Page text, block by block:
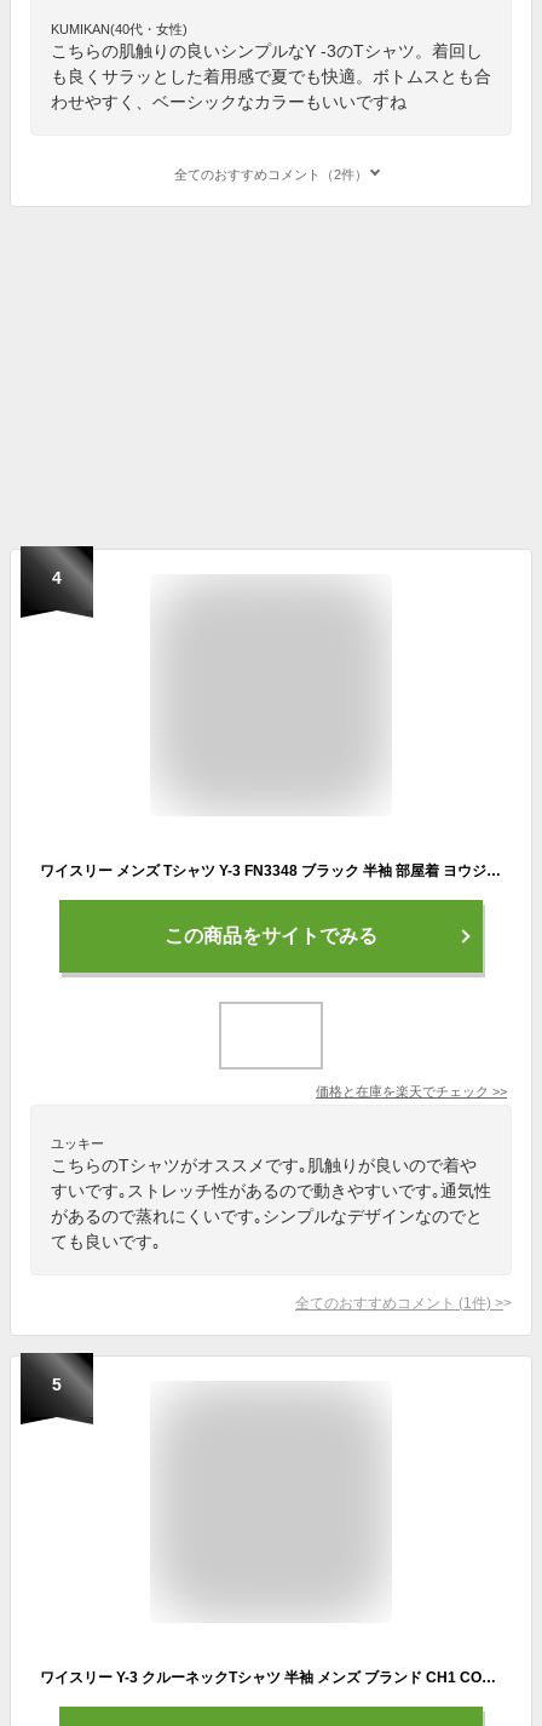
KUMIKAN(40代・女性)
こちらの肌触りの良いシンプルなY -3のTシャツ。着回し
も良くサラッとした着用感で夏でも快適。ボトムスとも合
わせやすく、ベーシックなカラーもいいですね
全てのおすすめコメント（2件）
4
ワイスリー メンズ Tシャツ Y-3 FN3348 ブラック 半袖 部屋着 ヨウジヤマモト ブランド 誕生日 プレゼント 送料無料
この商品をサイトでみる
価格と在庫を楽天でチェック >>
ユッキー
こちらのTシャツがオススメです｡肌触りが良いので着や
すいです｡ストレッチ性があるので動きやすいです｡通気性
があるので蒸れにくいです｡シンプルなデザインなのでと
ても良いです｡
全てのおすすめコメント (1 件) >
5
ワイスリー Y-3 クルーネックTシャツ 半袖 メンズ ブランド CH1 COMMEMORATIVE SS TEE HG8797 ブラック